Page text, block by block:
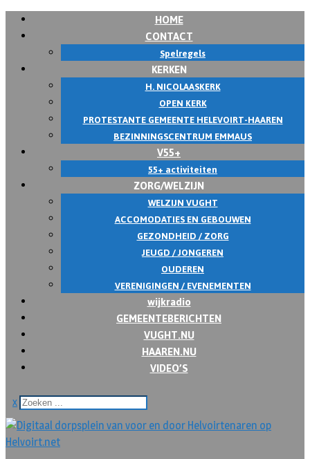
HOME
CONTACT
Spelregels
KERKEN
H. NICOLAASKERK
OPEN KERK
PROTESTANTE GEMEENTE HELEVOIRT-HAAREN
BEZINNINGSCENTRUM EMMAUS
V55+
55+ activiteiten
ZORG/WELZIJN
WELZIJN VUGHT
ACCOMODATIES EN GEBOUWEN
GEZONDHEID / ZORG
JEUGD / JONGEREN
OUDEREN
VERENIGINGEN / EVENEMENTEN
wijkradio
GEMEENTEBERICHTEN
VUGHT.NU
HAAREN.NU
VIDEO’S
x